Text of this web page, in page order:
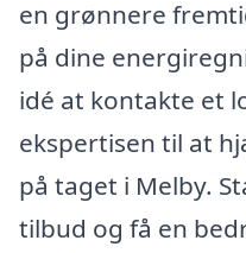
en grønnere
på dine
idé at kontakte et
ekspertisen til at
på taget i Melby.
tilbud og få en